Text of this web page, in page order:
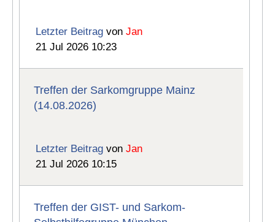
Letzter Beitrag vonJan
21 Jul 2026 10:23
Treffen der Sarkomgruppe Mainz
(14.08.2026)
Letzter Beitrag vonJan
21 Jul 2026 10:15
Treffen der GIST- und Sarkom-